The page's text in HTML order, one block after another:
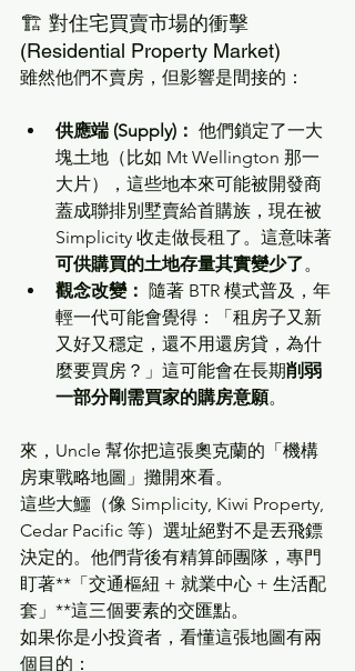
🏗️ 對住宅買賣市場的衝擊
(Residential Property Market)
雖然他們不賣房，但影響是間接的：
供應端 (Supply)： 他們鎖定了一大
塊土地（比如 Mt Wellington 那一
大片），這些地本來可能被開發商
蓋成聯排別墅賣給首購族，現在被
Simplicity 收走做長租了。這意味著
可供購買的土地存量其實變少了。
觀念改變： 隨著 BTR 模式普及，年
輕一代可能會覺得：「租房子又新
又好又穩定，還不用還房貸，為什
麼要買房？」這可能會在長期削弱
一部分剛需買家的購房意願。
來，Uncle 幫你把這張奧克蘭的「機構
房東戰略地圖」攤開來看。
這些大鱷（像 Simplicity, Kiwi Property,
Cedar Pacific 等）選址絕對不是丟飛鏢
決定的。他們背後有精算師團隊，專門
盯著**「交通樞紐 + 就業中心 + 生活配
套」**這三個要素的交匯點。
如果你是小投資者，看懂這張地圖有兩
個目的：